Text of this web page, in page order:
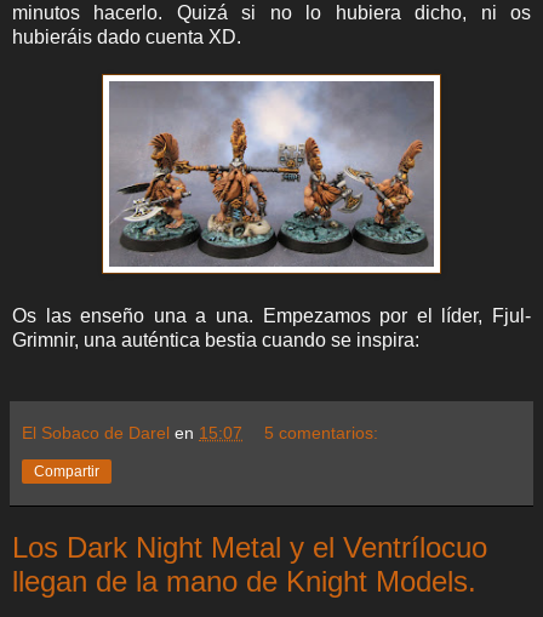
minutos hacerlo. Quizá si no lo hubiera dicho, ni os
hubieráis dado cuenta XD.
Os las enseño una a una. Empezamos por el líder, Fjul-
Grimnir, una auténtica bestia cuando se inspira:
El Sobaco de Darel en 15:07 5 comentarios:
Compartir
Los Dark Night Metal y el Ventrílocuo
llegan de la mano de Knight Models.